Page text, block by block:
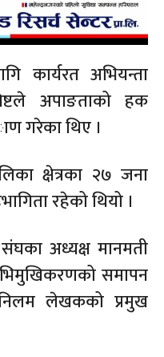
कार्यरत अभियन्ता
अपाङताको हक
गरेका थिए ।
क्षेत्रका २७ जना
रहेको थियो ।
अध्यक्ष मानमती
समापन
लेखकको प्रमुख